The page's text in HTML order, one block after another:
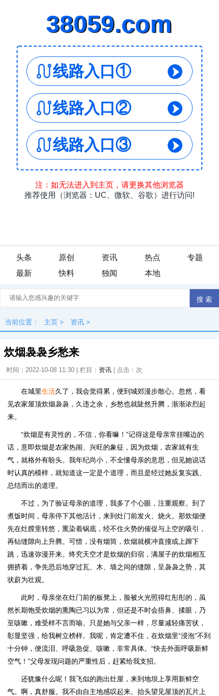
头条 原创 资讯 热点
专题
最新
快料 独闻 本地
当前位置： 主页 > 资讯 >
炊烟袅袅乡愁来
时间：2022-10-08 11:30 | 栏目： 资讯 | 点击： 次
在城里生活久了，我会觉得累，便到城郊漫步散心。忽然，看
见农家屋顶炊烟袅袅，久违之余，乡愁也就陡然升腾，渐渐浓烈起
来。
“炊烟是有灵性的，不信，你看嘛！”记得这是母亲常挂嘴边的
话，意即炊烟是农家热闹、兴旺的象征，因为炊烟，农家就有生
气，就格外有盼头。我年纪尚小，不全懂母亲的意思，但见她说话
时认真的模样，就知道这一定是个道理，而且是经过她反复实践、
总结而出的道理。
不过，为了验证母亲的道理，我多了个心眼，注重观察。到了
煮饭时间，母亲停下其他活计，来到灶门前发火、烧火。那炊烟便
先在灶膛里转悠，熏染着锅底，经不住火势的催促与上空的吸引，
再钻缝隙向上升腾。可惜，没有烟筒，炊烟就横冲直撞或上蹿下
跳，迅速弥漫开来。终究天空才是炊烟的归宿，满屋子的炊烟相互
拥挤着，争先恐后地穿过瓦、木、墙之间的缝隙，呈袅袅之势，其
状蔚为壮观。
此时，母亲坐在灶门前的板凳上，脸被火光照得红彤彤的，虽
然长期饱受炊烟的熏陶已习以为常，但还是不时会捂鼻、揉眼，乃
至咳嗽，难受样不言而喻。只是她与父亲一样，尽量减轻痛苦状，
彰显坚强，给我树立榜样。我呢，肯定遭不住，在炊烟里“浸泡”不到
十分钟，便流泪、呼吸急促、咳嗽，非常具体。“快去外面呼吸新鲜
空气！”父母发现问题的严重性后，赶紧给我支招。
还犹豫什么呢！我飞似的跑出灶屋，来到地坝上享用新鲜空
气。啊，真舒服。我不由自主地感叹起来。抬头望见屋顶的瓦片上